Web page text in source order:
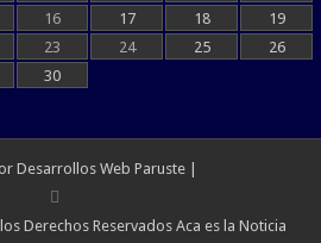
16 17 18
19
23 24 25
26
30
Desarrollos Web Paruste|
Derechos Reservados Aca es la Noticia